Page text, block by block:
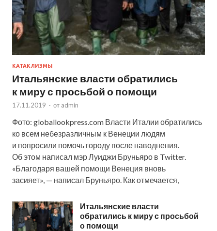
КАТАКЛИЗМЫ
Итальянские власти обратились
к миру с просьбой о помощи
17.11.2019 - от admin
Фото: globallookpress.com Власти Италии обратились
ко всем небезразличным к Венеции людям
и попросили помочь городу после наводнения.
Об этом написал мэр Луиджи Бруньяро в Twitter.
«Благодаря вашей помощи Венеция вновь
засияет», — написал Бруньяро. Как отмечается,
Итальянские власти
обратились к миру с просьбой
о помощи